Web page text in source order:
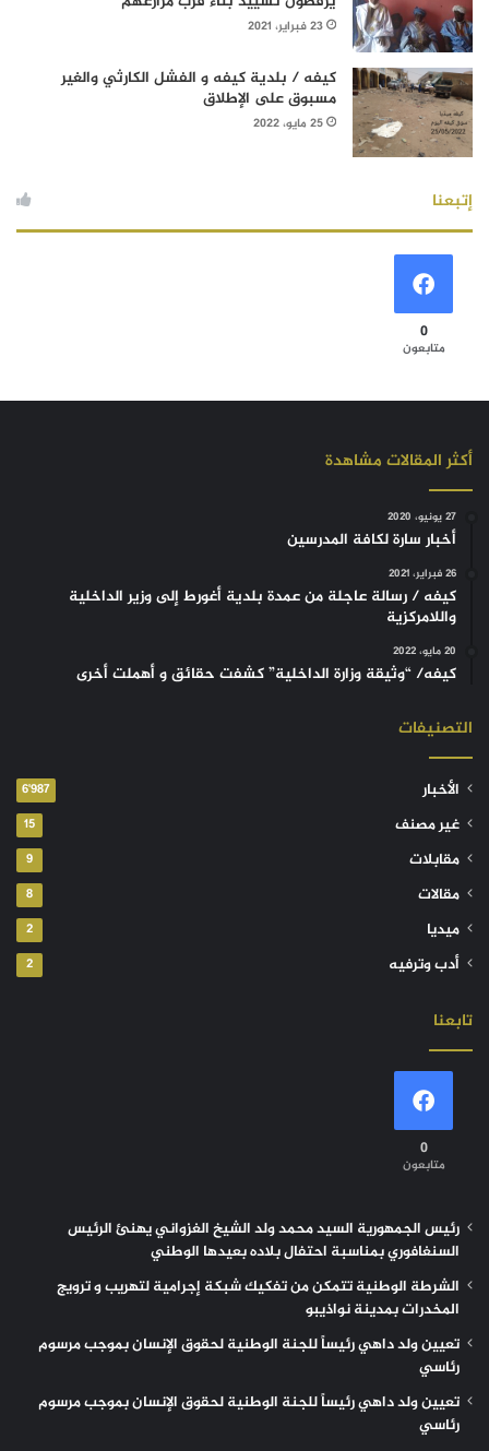
23 فبراير، 2021
كيفه / بلدية كيفه و الفشل الكارثي والغير
مسبوق على الإطلاق
25 مايو، 2022
إتبعنا
0
متابعون
أكثر المقالات مشاهدة
27 يونيو، 2020
أخبار سارة لكافة المدرسين
26 فبراير، 2021
كيفه / رسالة عاجلة من عمدة بلدية أغورط إلى وزير الداخلية
واللامركزية
20 مايو، 2022
كيفه/ “وثيقة وزارة الداخلية” كشفت حقائق و أهملت أخرى
التصنيفات
الأخبار 6٬987
غير مصنف 15
مقابلات 9
مقالات 8
ميديا 2
أدب وترفيه 2
تابعنا
0
متابعون
رئيس الجمهورية السيد محمد ولد الشيخ الغزواني يهنئ الرئيس
السنغافوري بمناسبة احتفال بلاده بعيدها الوطني
الشرطة الوطنية تتمكن من تفكيك شبكة إجرامية لتهريب و ترويج
المخدرات بمدينة نواذيبو
تعيين ولد داهي رئيساً للجنة الوطنية لحقوق الإنسان بموجب مرسوم
رئاسي
تعيين ولد داهي رئيساً للجنة الوطنية لحقوق الإنسان بموجب مرسوم
رئاسي